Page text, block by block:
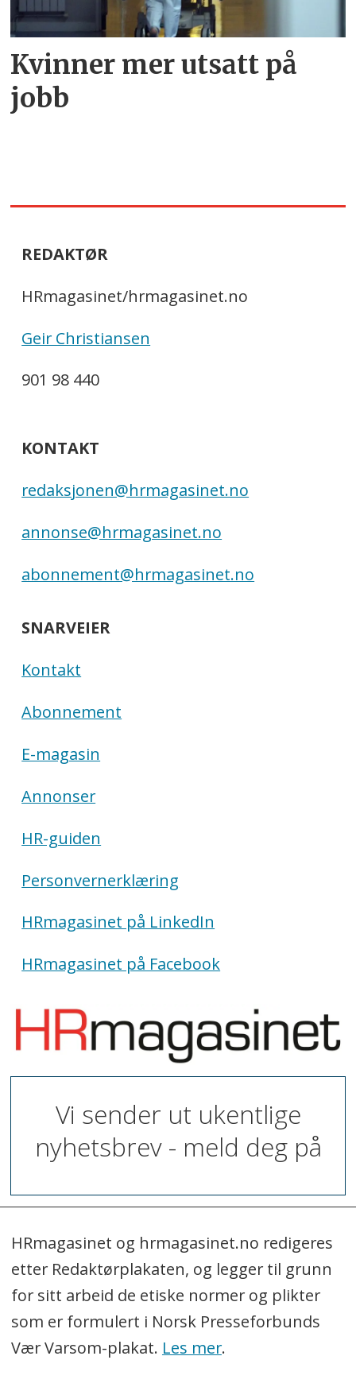
Kvinner mer utsatt på
jobb
REDAKTØR
HRmagasinet/hrmagasinet.no
Geir Christiansen
901 98 440
KONTAKT
redaksjonen@hrmagasinet.no
annonse@hrmagasinet.no
abonnement@hrmagasinet.no
SNARVEIER
Kontakt
Abonnement
E-magasin
Annonser
HR-guiden
Personvernerklæring
HRmagasinet på LinkedIn
HRmagasinet på Facebook
Vi sender ut ukentlige
nyhetsbrev - meld deg på
HRmagasinet og hrmagasinet.no redigeres
etter Redaktørplakaten, og legger til grunn
for sitt arbeid de etiske normer og plikter
som er formulert i Norsk Presseforbunds
Vær Varsom-plakat. Les mer.